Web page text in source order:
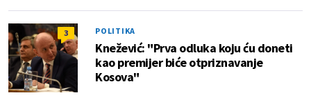
3 POLITIKA
Knežević: "Prva odluka koju ću doneti
kao premijer biće otpriznavanje
Kosova"